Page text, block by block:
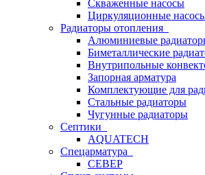
Скваженные насосы
Циркуляционные
Радиаторы отопления
Алюминиевые
Биметаллические
Внутрипольные
Запорная арматура
Комплектующие для
Стальные радиаторы
Чугунные радиаторы
Септики
AQUATECH
Спецарматура
СЕВЕР